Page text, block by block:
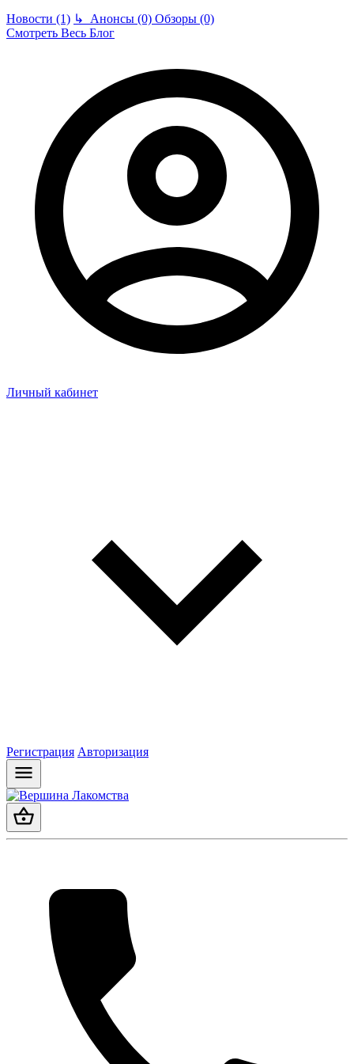
Новости (1) ↳ Анонсы (0) Обзоры (0)
Смотреть Весь Блог
Личный кабинет
Регистрация Авторизация